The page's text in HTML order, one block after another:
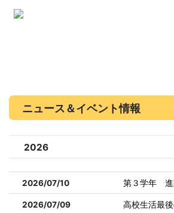
ニュース＆イベント情報
2026
2026/07/10 第３学年 進
2026/07/09 高校生活最